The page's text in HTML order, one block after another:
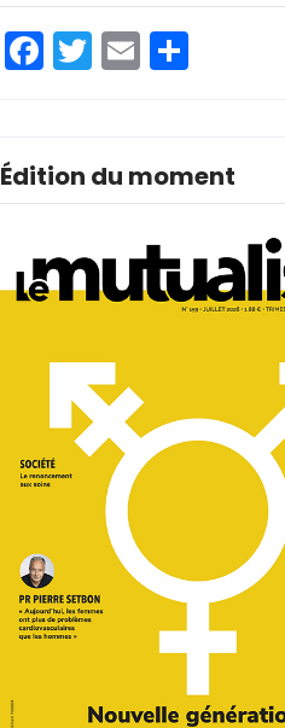
Facebook
Twitter
Email
Édition du moment